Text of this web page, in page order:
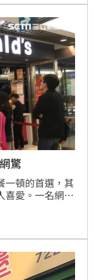
驚
一頓的首選，其
喜愛。一名網友
給的午餐錢